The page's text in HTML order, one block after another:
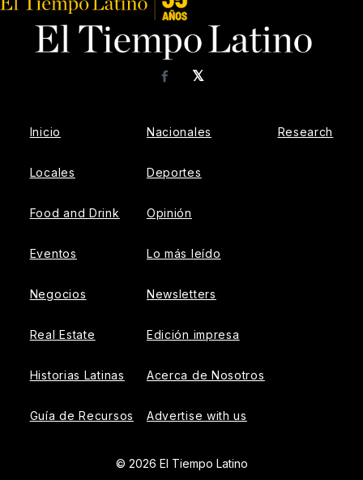
𝕏
Facebook
Inicio
Locales
Food and Drink
Eventos
Negocios
Real Estate
Historias Latinas
Guía de Recursos
Nacionales
Deportes
Opinión
Lo más leído
Newsletters
Edición impresa
Acerca de Nosotros
Advertise with us
Research
© 2026 El Tiempo Latino